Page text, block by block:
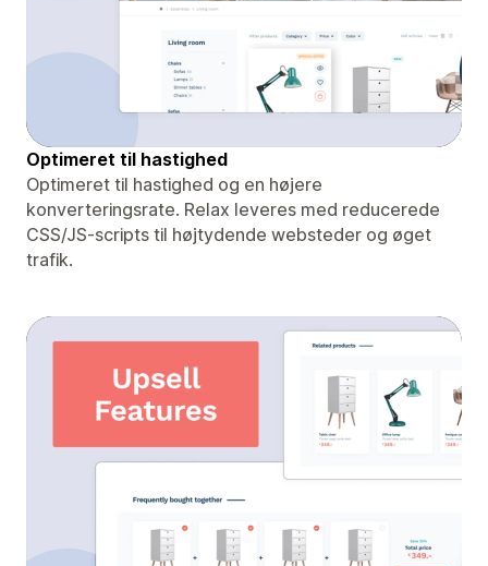
Optimeret til hastighed
Optimeret til hastighed og en højere
konverteringsrate. Relax leveres med reducerede
CSS/JS-scripts til højtydende websteder og øget
trafik.